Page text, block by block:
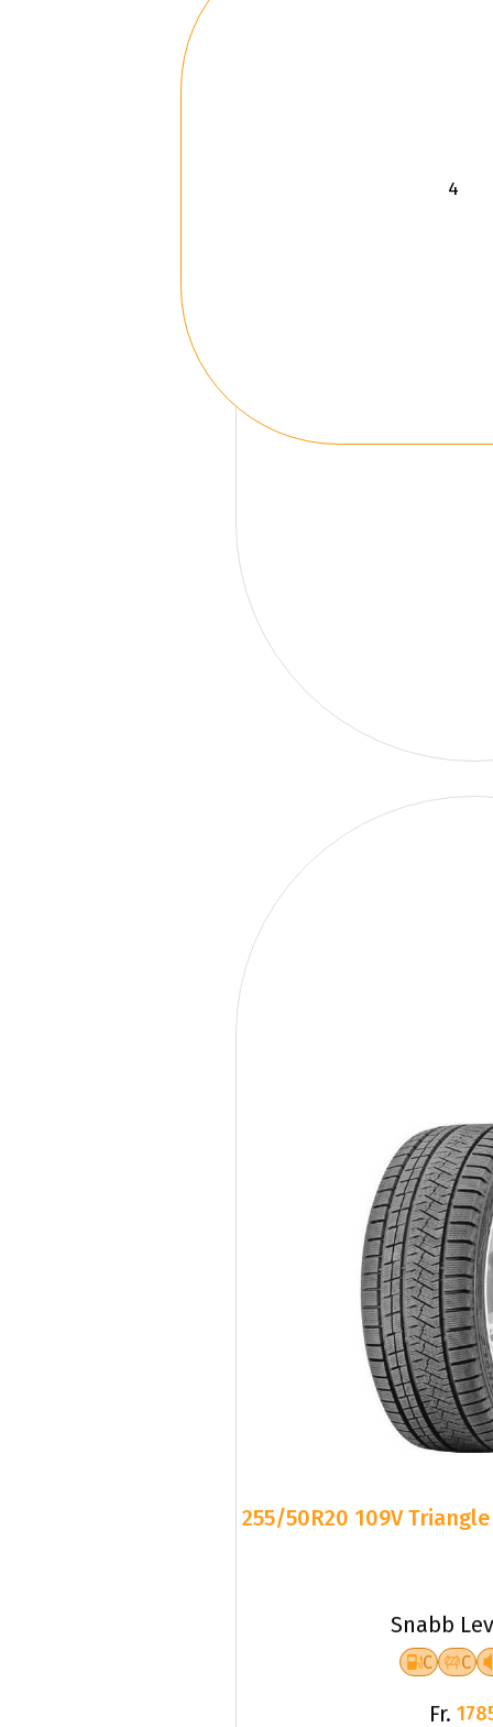
255/50R20 109V
Snabb
C C
Fr.